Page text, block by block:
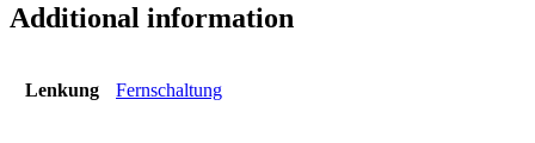
Additional information
Lenkung Fernschaltung